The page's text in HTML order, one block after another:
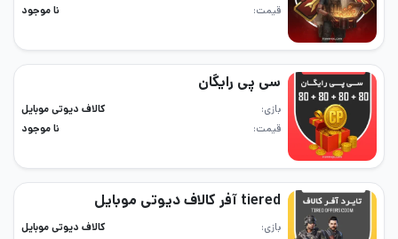
قیمت
نا موجود
سی پی رایگان
بازی
کالاف دیوتی موبایل
قیمت
نا موجود
tiered آفر کالاف دیوتی موبایل
بازی
کالاف دیوتی موبایل